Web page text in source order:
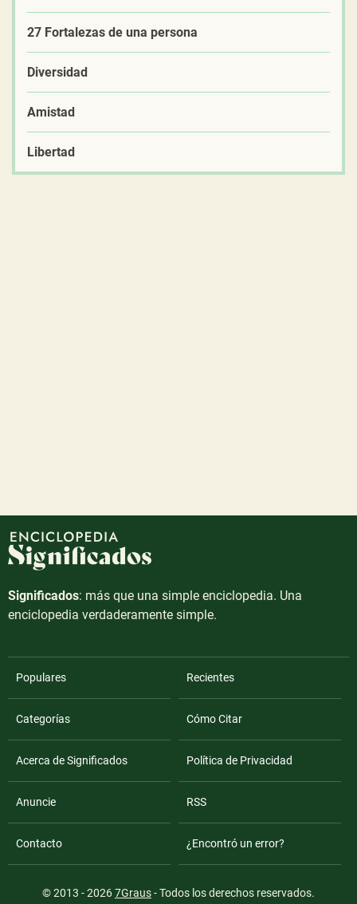
27 Fortalezas de una persona
Diversidad
Amistad
Libertad
Significados: más que una simple enciclopedia. Una
enciclopedia verdaderamente simple.
Populares Recientes
Categorías Cómo Citar
Acerca de Significados Política de Privacidad
Anuncie RSS
Contacto ¿Encontró un error?
© 2013 - 20267Graus- Todos los derechos reservados.